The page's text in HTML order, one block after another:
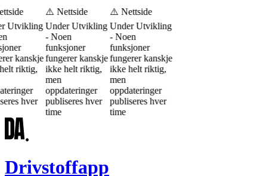
Utvikling
kanskje
riktig,
hver
⚠️ Nettside
Under Utvikling
- Noen
funksjoner
fungerer kanskje
ikke helt riktig,
men
oppdateringer
publiseres hver
time
⚠️ Nettside
Under Utvikling
- Noen
funksjoner
fungerer kanskje
ikke helt riktig,
men
oppdateringer
publiseres hver
time
Drivstoffapp